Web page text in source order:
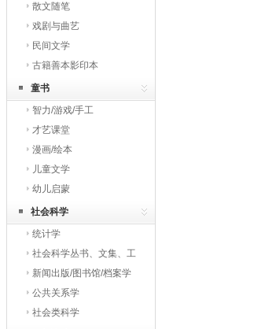
散文随笔
戏剧与曲艺
民间文学
古籍善本影印本
童书
智力/游戏/手工
才艺课堂
漫画/绘本
儿童文学
幼儿启蒙
社会科学
统计学
社会科学丛书、文集、工
具书
新闻出版/图书馆/档案学
公共关系学
社会类科学